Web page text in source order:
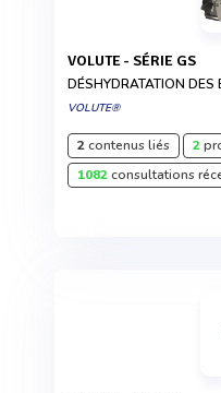
VOLUTE - SÉRIE GS
DÉSHYDRATATION DES
VOLUTE®
2contenus liés 2
1082consultations